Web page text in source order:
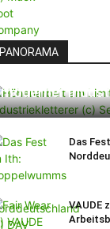
PANORAMA
moderner
Das
VAUDE